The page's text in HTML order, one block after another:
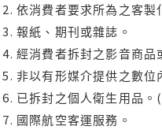
依消費者要求所為之客
報紙、期刊或雜誌。
經消費者拆封之影音商品
非以有形媒介提供之數
已拆封之個人衛生用品
國際航空客運服務。